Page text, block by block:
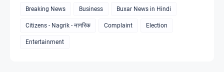
Breaking News Business Buxar News in Hindi
Citizens - Nagrik - नागरिक Complaint Election
Entertainment